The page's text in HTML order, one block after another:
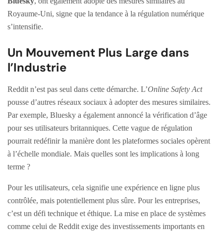
Royaume-Uni, signe que la tendance à la régulation numérique
s’intensifie.
Un Mouvement Plus Large dans
l’Industrie
Reddit n’est pas seul dans cette démarche. L’Online Safety Act
pousse d’autres réseaux sociaux à adopter des mesures similaires.
Par exemple, Bluesky a également annoncé la vérification d’âge
pour ses utilisateurs britanniques. Cette vague de régulation
pourrait redéfinir la manière dont les plateformes sociales opèrent
à l’échelle mondiale. Mais quelles sont les implications à long
terme ?
Pour les utilisateurs, cela signifie une expérience en ligne plus
contrôlée, mais potentiellement plus sûre. Pour les entreprises,
c’est un défi technique et éthique. La mise en place de systèmes
comme celui de Reddit exige des investissements importants en